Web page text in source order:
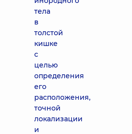
тела
в
толстой
кишке
с
целью
определения
его
расположения,
точной
локализации
и